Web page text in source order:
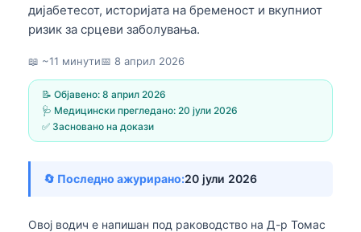
дијабетесот, историјата на бременост и вкупниот
ризик за срцеви заболувања.
📖 ~11 минути📅 8 април 2026
📝 Објавено: 8 април 2026
🩺 Медицински прегледано: 20 јули 2026
✅ Засновано на докази
🔄 Последно ажурирано:20 јули 2026
Овој водич е напишан под раководство на Д-р Томас